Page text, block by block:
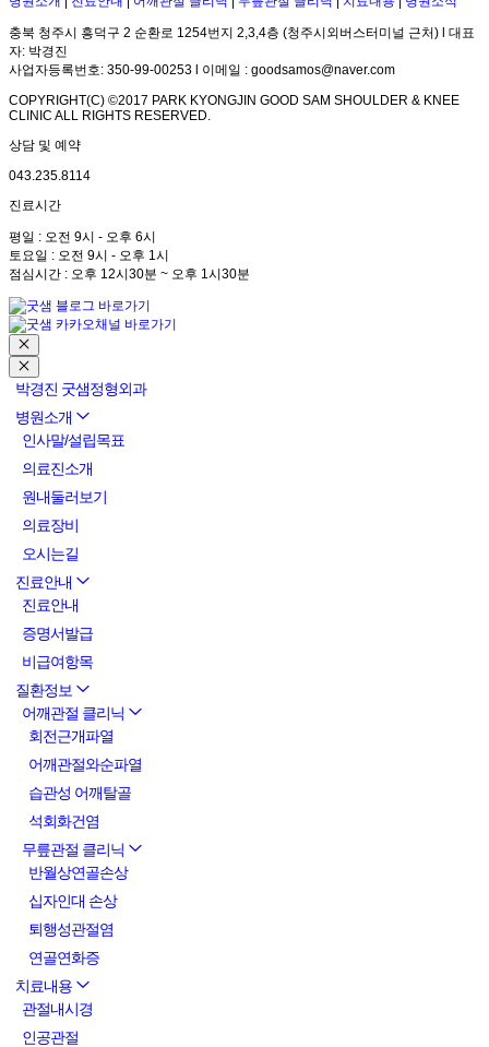
충북 청주시 흥덕구 2 순환로 1254번지 2,3,4층 (청주시외버스터미널 근처) l 대표
자: 박경진
사업자등록번호: 350-99-00253 l 이메일 : goodsamos@naver.com
COPYRIGHT(C) ©2017 PARK KYONGJIN GOOD SAM SHOULDER & KNEE
CLINIC ALL RIGHTS RESERVED.
상담 및 예약
043.235.8114
진료시간
평일 : 오전 9시 - 오후 6시
토요일 : 오전 9시 - 오후 1시
점심시간 : 오후 12시30분 ~ 오후 1시30분
박경진 굿샘정형외과
병원소개
인사말/설립목표
의료진소개
원내둘러보기
의료장비
오시는길
진료안내
진료안내
증명서발급
비급여항목
질환정보
어깨관절 클리닉
회전근개파열
어깨관절와순파열
습관성 어깨탈골
석회화건염
무릎관절 클리닉
반월상연골손상
십자인대 손상
퇴행성관절염
연골연화증
치료내용
관절내시경
인공관절